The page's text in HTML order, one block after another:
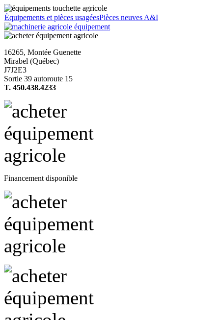
Équipements et pièces usagéesPièces neuves A&I
16265, Montée Guenette
Mirabel (Québec)
J7J2E3
Sortie 39 autoroute 15
T. 450.438.4233
Financement disponible